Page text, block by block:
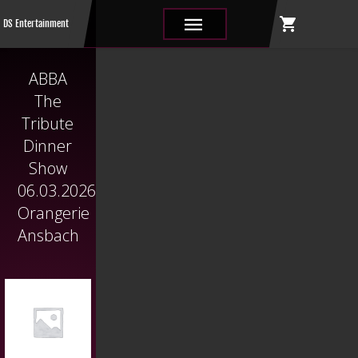
DS Entertainment ||| shopping_cart
ABBA
The
Tribute
Dinner
Show
06.03.2026
Orangerie
Ansbach